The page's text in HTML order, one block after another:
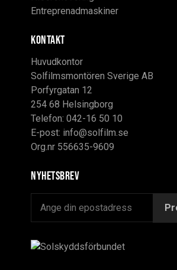
Entreprenadmaskiner
KONTAKT
Huvudkontor
Solfilmsmontören Sverige AB
Porfyrgatan 12
254 68 Helsingborg
Telefon: 042-16 50 10
E-post: info@solfilm.se
Org.nr 556635-9609
Nyhetsbrev